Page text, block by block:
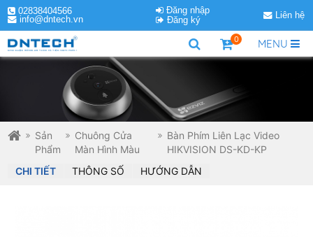
02838404566
info@dntech.vn
Đăng nhập
Đăng ký
Liên hệ
MENU
0
Sản
Phẩm
Chuông Cửa
Màn Hình Màu
Bàn Phím Liên Lạc Video
HIKVISION DS-KD-KP
CHI TIẾT
THÔNG SỐ HƯỚNG DẪN